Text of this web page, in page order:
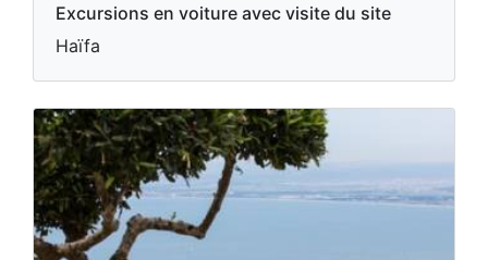
Excursions en voiture avec visite du site
Haïfa